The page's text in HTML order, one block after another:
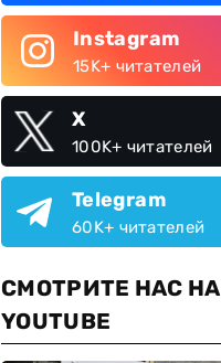
Instagram
15K+ читателей
X
100K+ читателей
Telegram
60K+ читателей
СМОТРИТЕ НАС НА
YOUTUBE